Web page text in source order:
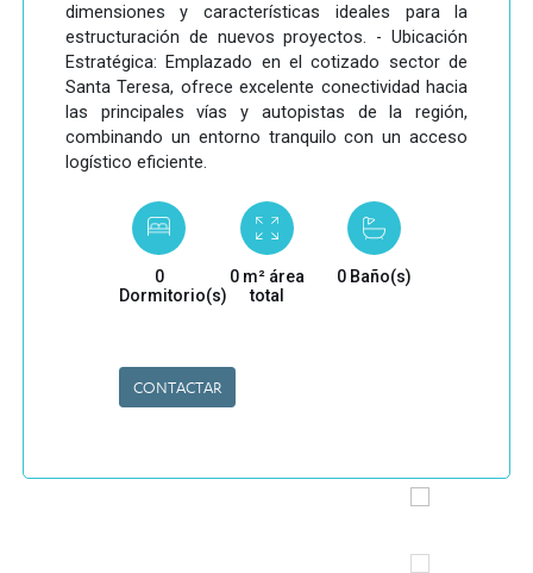
dimensiones y características ideales para la
estructuración de nuevos proyectos. - Ubicación
Estratégica: Emplazado en el cotizado sector de
Santa Teresa, ofrece excelente conectividad hacia
las principales vías y autopistas de la región,
combinando un entorno tranquilo con un acceso
logístico eficiente.
0
Dormitorio(s)
0 m² área
total
0 Baño(s)
CONTACTAR